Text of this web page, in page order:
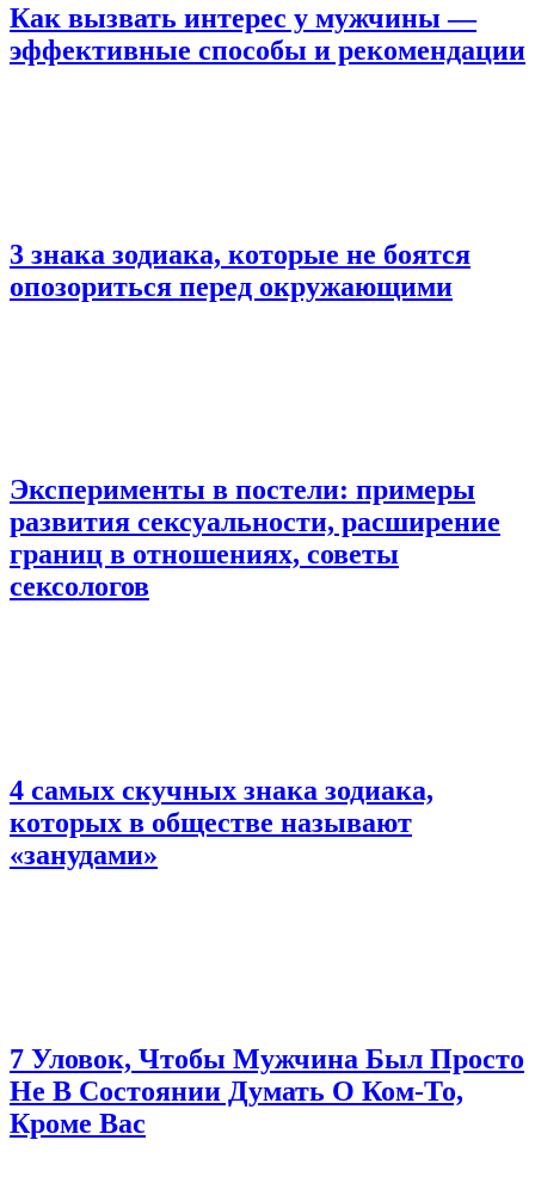
Как вызвать интерес у мужчины —
эффективные способы и рекомендации
3 знака зодиака, которые не боятся
опозориться перед окружающими
Эксперименты в постели: примеры
развития сексуальности, расширение
границ в отношениях, советы
сексологов
4 самых скучных знака зодиака,
которых в обществе называют
«занудами»
7 Уловок, Чтобы Мужчина Был Просто
Не В Состоянии Думать О Ком-То,
Кроме Вас